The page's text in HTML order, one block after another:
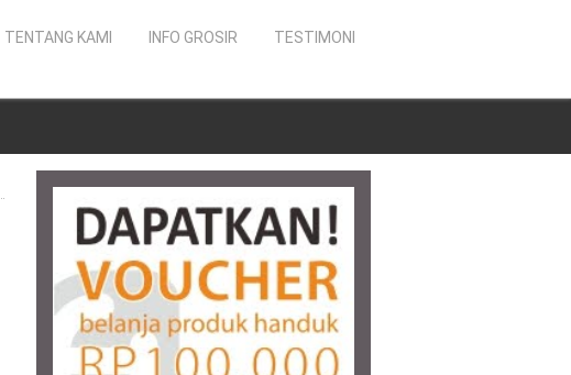
TESTIMONI
INFO GROSIR
TENTANG KAMI